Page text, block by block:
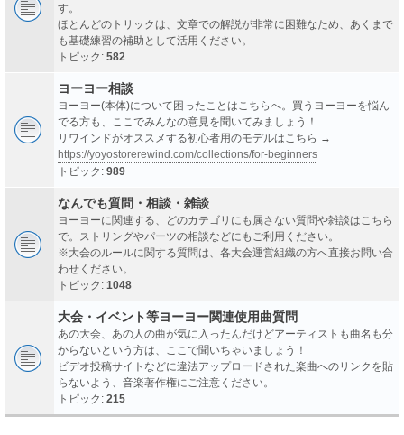
す。
ほとんどのトリックは、文章での解説が非常に困難なため、あくまで
も基礎練習の補助として活用ください。
トピック: 582
ヨーヨー相談
ヨーヨー(本体)について困ったことはこちらへ。買うヨーヨーを悩ん
でる方も、ここでみんなの意見を聞いてみましょう！
リワインドがオススメする初心者用のモデルはこちら →
https://yoyostorerewind.com/collections/for-beginners
トピック: 989
なんでも質問・相談・雑談
ヨーヨーに関連する、どのカテゴリにも属さない質問や雑談はこちら
で。ストリングやパーツの相談などにもご利用ください。
※大会のルールに関する質問は、各大会運営組織の方へ直接お問い合
わせください。
トピック: 1048
大会・イベント等ヨーヨー関連使用曲質問
あの大会、あの人の曲が気に入ったんだけどアーティストも曲名も分
からないという方は、ここで聞いちゃいましょう！
ビデオ投稿サイトなどに違法アップロードされた楽曲へのリンクを貼
らないよう、音楽著作権にご注意ください。
トピック: 215